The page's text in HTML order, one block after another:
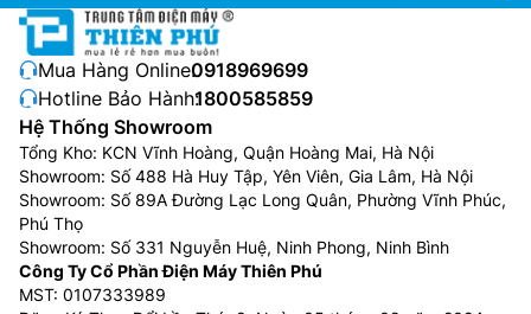
Mua Hàng Online:0918969699
Hotline Bảo Hành:1800585859
Hệ Thống Showroom
Tổng Kho: KCN Vĩnh Hoàng, Quận Hoàng Mai, Hà Nội
Showroom: Số 488 Hà Huy Tập, Yên Viên, Gia Lâm, Hà Nội
Showroom: Số 89A Đường Lạc Long Quân, Phường Vĩnh Phúc,
Phú Thọ
Showroom: Số 331 Nguyễn Huệ, Ninh Phong, Ninh Bình
Công Ty Cổ Phần Điện Máy Thiên Phú
MST: 0107333989